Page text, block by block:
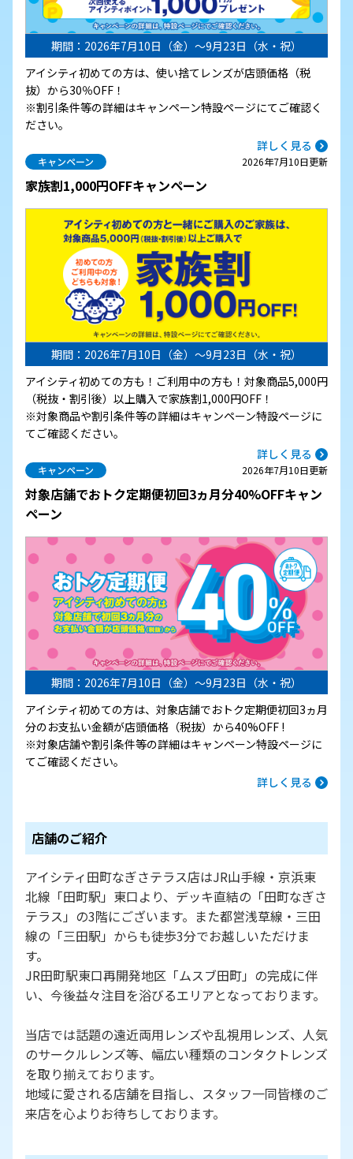
期間：2026年7月10日（金）～9月23日（水・祝）
アイシティ初めての方は、使い捨てレンズが店頭価格（税
抜）から30％OFF！
※割引条件等の詳細はキャンペーン特設ページにてご確認く
ださい。
詳しく見る
キャンペーン 2026年7月10日更新
家族割1,000円OFFキャンペーン
期間：2026年7月10日（金）～9月23日（水・祝）
アイシティ初めての方も！ご利用中の方も！対象商品5,000円
（税抜・割引後）以上購入で家族割1,000円OFF！
※対象商品や割引条件等の詳細はキャンペーン特設ページに
てご確認ください。
詳しく見る
キャンペーン 2026年7月10日更新
対象店舗でおトク定期便初回3ヵ月分40%OFFキャン
ペーン
期間：2026年7月10日（金）～9月23日（水・祝）
アイシティ初めての方は、対象店舗でおトク定期便初回3ヵ月
分のお支払い金額が店頭価格（税抜）から40%OFF !
※対象店舗や割引条件等の詳細はキャンペーン特設ページに
てご確認ください。
詳しく見る
店舗のご紹介
アイシティ田町なぎさテラス店はJR山手線・京浜東
北線「田町駅」東口より、デッキ直結の「田町なぎさ
テラス」の3階にございます。また都営浅草線・三田
線の「三田駅」からも徒歩3分でお越しいただけま
す。
JR田町駅東口再開発地区「ムスブ田町」の完成に伴
い、今後益々注目を浴びるエリアとなっております。
当店では話題の遠近両用レンズや乱視用レンズ、人気
のサークルレンズ等、幅広い種類のコンタクトレンズ
を取り揃えております。
地域に愛される店舗を目指し、スタッフ一同皆様のご
来店を心よりお待ちしております。